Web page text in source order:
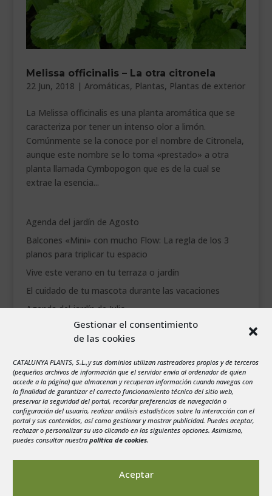
Gestionar el consentimiento
de las cookies
CATALUNYA PLANTS, S.L.,y sus dominios utilizan rastreadores propios y de terceros
(pequeños archivos de información que el servidor envía al ordenador de quien
accede a la página) que almacenan y recuperan información cuando navegas con
la finalidad de garantizar el correcto funcionamiento técnico del sitio web,
preservar la seguridad del portal, recordar preferencias de navegación o
configuración del usuario, realizar análisis estadísticos sobre la interacción con el
portal y sus contenidos, así como gestionar y mostrar publicidad. Puedes aceptar,
rechazar o personalizar su uso clicando en las siguientes opciones. Asimismo,
puedes consultar nuestra política de cookies.
Aceptar
Melissa officinalis – La otra citronela
22 Jun, 2018 | Aromáticas, Plantas, Plantas de exterior
La Melissa officinalis es una planta aromática que se
caracteriza por tener un intenso olor a limón.
Comúnmente se la conoce por el nombre de Citronela,
aunque este nombre se lo toma «prestado» a otra
planta llamada Cymbopogon que es de la cual se
extrae la esencia...
Agenda del jardín de Agosto
Balcones «Mini» con mucho Flow: La regla de los 3
planos para triplicar tu espacio
Vive este verano en tu terraza o jardín
El cuidado de tu mascota durante las vacaciones
Agenda del jardín de Julio
agosto 2026
1
2
3
4 5 6 7 8
9
10
11 12 13 14 15
16
17
18 19 20 21 22
23
24
25 26 27